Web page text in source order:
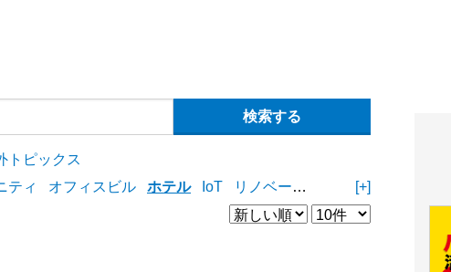
トピックス
ティ オフィスビル ホテル IoT リノベーション リフォーム
[+]